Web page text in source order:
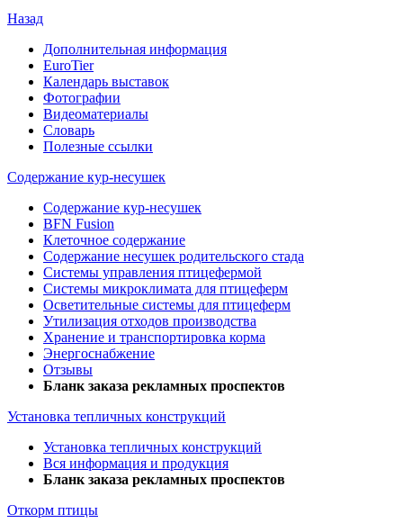
Назад
Дополнительная информация
EuroTier
Календарь выставок
Фотографии
Видеоматериалы
Словарь
Полезные ссылки
Содержание кур-несушек
Содержание кур-несушек
BFN Fusion
Клеточное содержание
Содержание несушек родительского стада
Системы управления птицефермой
Системы микроклимата для птицеферм
Осветительные системы для птицеферм
Утилизация отходов производства
Хранение и транспортировка корма
Энергоснабжение
Отзывы
Бланк заказа рекламных проспектов
Установка тепличных конструкций
Установка тепличных конструкций
Вся информация и продукция
Бланк заказа рекламных проспектов
Откорм птицы